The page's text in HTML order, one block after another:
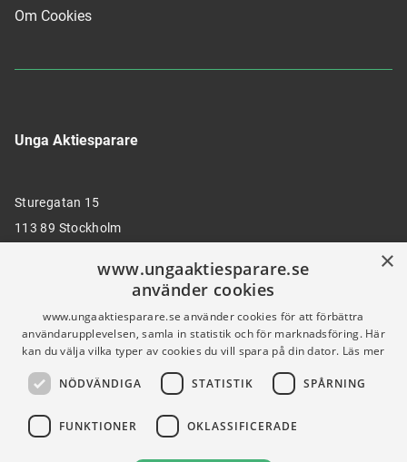
Unga Aktiesparare
Sturegatan 15
113 89 Stockholm
info@ungaaktiesparare.se
Följ oss gärna på sociala medier
Om Cookies
×
www.ungaaktiesparare.se
använder cookies
www.ungaaktiesparare.se använder cookies för att förbättra
användarupplevelsen, samla in statistik och för marknadsföring. Här
kan du välja vilka typer av cookies du vill spara på din dator. Läs mer
NÖDVÄNDIGA STATISTIK SPÅRNING
FUNKTIONER OKLASSIFICERADE